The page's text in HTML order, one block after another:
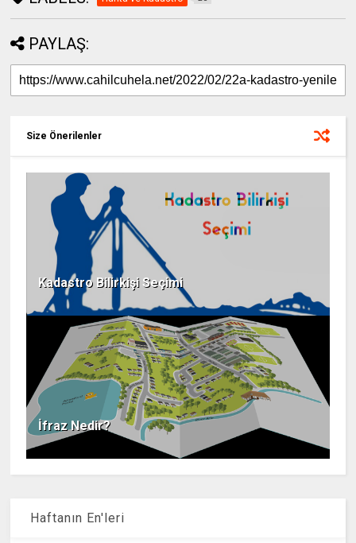
PAYLAŞ:
Size Önerilenler
Kadastro Bilirkişi Seçimi
İfraz Nedir?
Haftanın En'leri